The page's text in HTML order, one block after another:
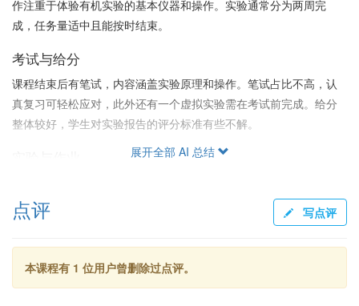
作注重于体验有机实验的基本仪器和操作。实验通常分为两周完
成，任务量适中且能按时结束。
考试与给分
课程结束后有笔试，内容涵盖实验原理和操作。笔试占比不高，认
真复习可轻松应对，此外还有一个虚拟实验需在考试前完成。给分
整体较好，学生对实验报告的评分标准有些不解。
也受到一定关注。研究助研或解释不正常现象时助教给予很大帮
助。整体而言，学生认为这门课是很好的实验体验。
展开全部 AI 总结
点评 写点评
本课程有 1 位用户曾删除过点评。